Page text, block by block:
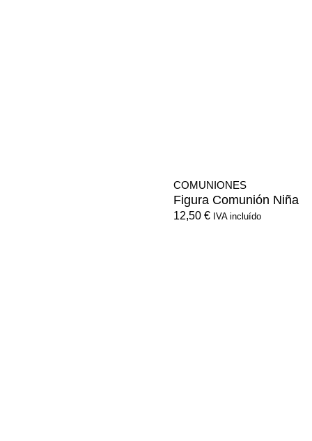
COMUNIONES
Figura Comunión Niña
12,50 € IVA incluído